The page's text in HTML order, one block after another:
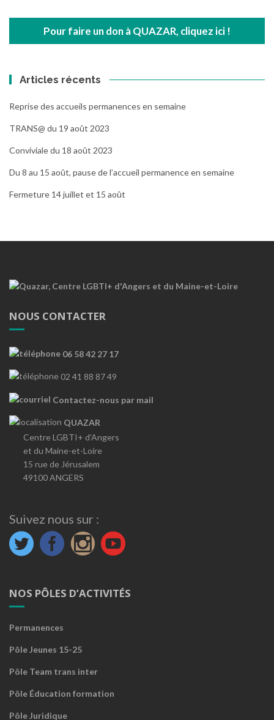
Pour faire un don à QUAZAR, cliquez ici !
Articles récents
Reprise des accueils permanences en semaine
TRANS@ du 19 août 2023
Conviviale du 18 août 2023
Du 8 au 15 août, pause de l’accueil permanence en semaine
Fermeture 14 juillet et 15 août
NOUS CONTACTER
06 58 42 27 17
02 41 88 87 49
Contactez-nous par mail
QUAZAR
Centre LGBTI+ d’Angers
et du Maine-et-Loire
15 rue de Jérusalem
49100 ANGERS
Suivez nous sur :
NOS PÔLES D’ACTIVITÉS
Permanences
Pôle Jeunes 15-25
Pôle Team trans inter
Pôle Éducation formation
Pôle Juridique